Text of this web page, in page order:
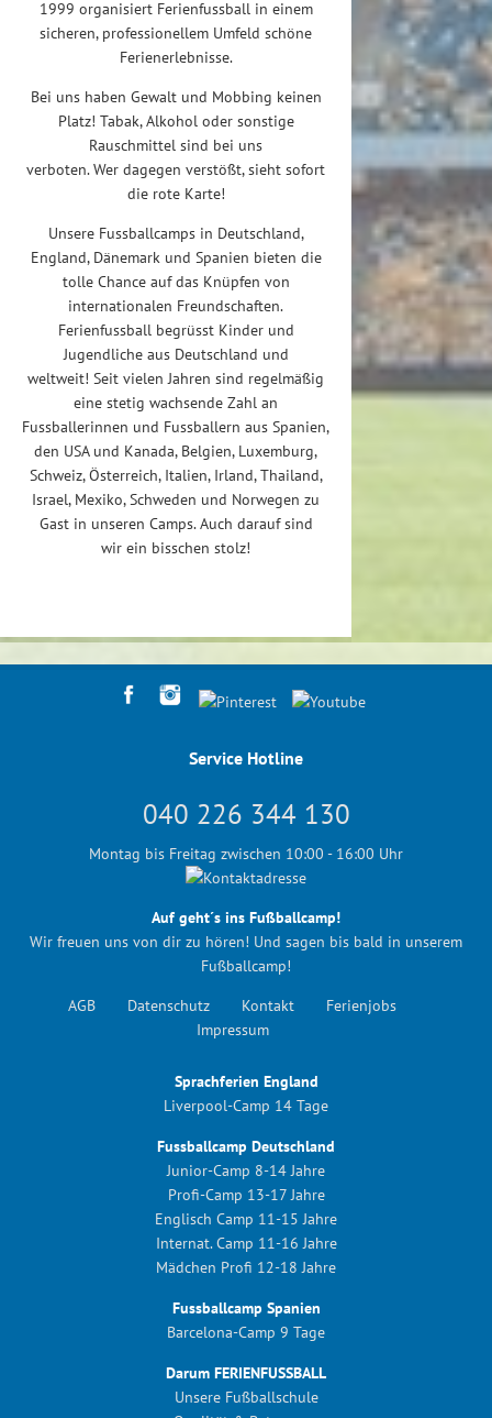
1999 organisiert Ferienfussball in einem
sicheren, professionellem Umfeld schöne
Ferienerlebnisse.
Bei uns haben Gewalt und Mobbing keinen
Platz! Tabak, Alkohol oder sonstige
Rauschmittel sind bei uns
verboten. Wer dagegen verstößt, sieht sofort
die rote Karte!
Unsere Fussballcamps in Deutschland,
England, Dänemark und Spanien bieten die
tolle Chance auf das Knüpfen von
internationalen Freundschaften.
Ferienfussball begrüsst Kinder und
Jugendliche aus Deutschland und
weltweit! Seit vielen Jahren sind regelmäßig
eine stetig wachsende Zahl an
Fussballerinnen und Fussballern aus Spanien,
den USA und Kanada, Belgien, Luxemburg,
Schweiz, Österreich, Italien, Irland, Thailand,
Israel, Mexiko, Schweden und Norwegen zu
Gast in unseren Camps. Auch darauf sind
wir ein bisschen stolz!
Service Hotline
040 226 344 130
Montag bis Freitag zwischen 10:00 - 16:00 Uhr
Auf geht´s ins Fußballcamp!
Wir freuen uns von dir zu hören! Und sagen bis bald in unserem
Fußballcamp!
AGB
Datenschutz Kontakt
Ferienjobs
Impressum
Sprachferien England
Liverpool-Camp 14 Tage
Fussballcamp Deutschland
Junior-Camp 8-14 Jahre
Profi-Camp 13-17 Jahre
Englisch Camp 11-15 Jahre
Internat. Camp 11-16 Jahre
Mädchen Profi 12-18 Jahre
Fussballcamp Spanien
Barcelona-Camp 9 Tage
Darum FERIENFUSSBALL
Unsere Fußballschule